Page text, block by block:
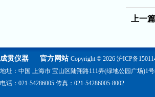
上一
成贯仪器 官方网站 Copyright © 2026 沪ICP备
地址：中国 上海市 宝山区陆翔路111弄(绿地公园广场)1
电话：021-54286005 传真：021-54286005-8002